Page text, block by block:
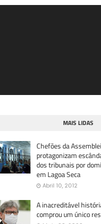
MAIS LIDAS
Chefões da
protagonizam
dos tribunais por
em Lagoa Seca
Abril 10, 2012
A inacreditável
comprou um único